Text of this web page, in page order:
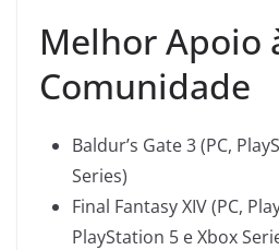
Melhor Apoio
Comunidade
Baldur’s Gate 3 (PC,
Series)
Final Fantasy XIV (PC,
PlayStation 5 e Xbox